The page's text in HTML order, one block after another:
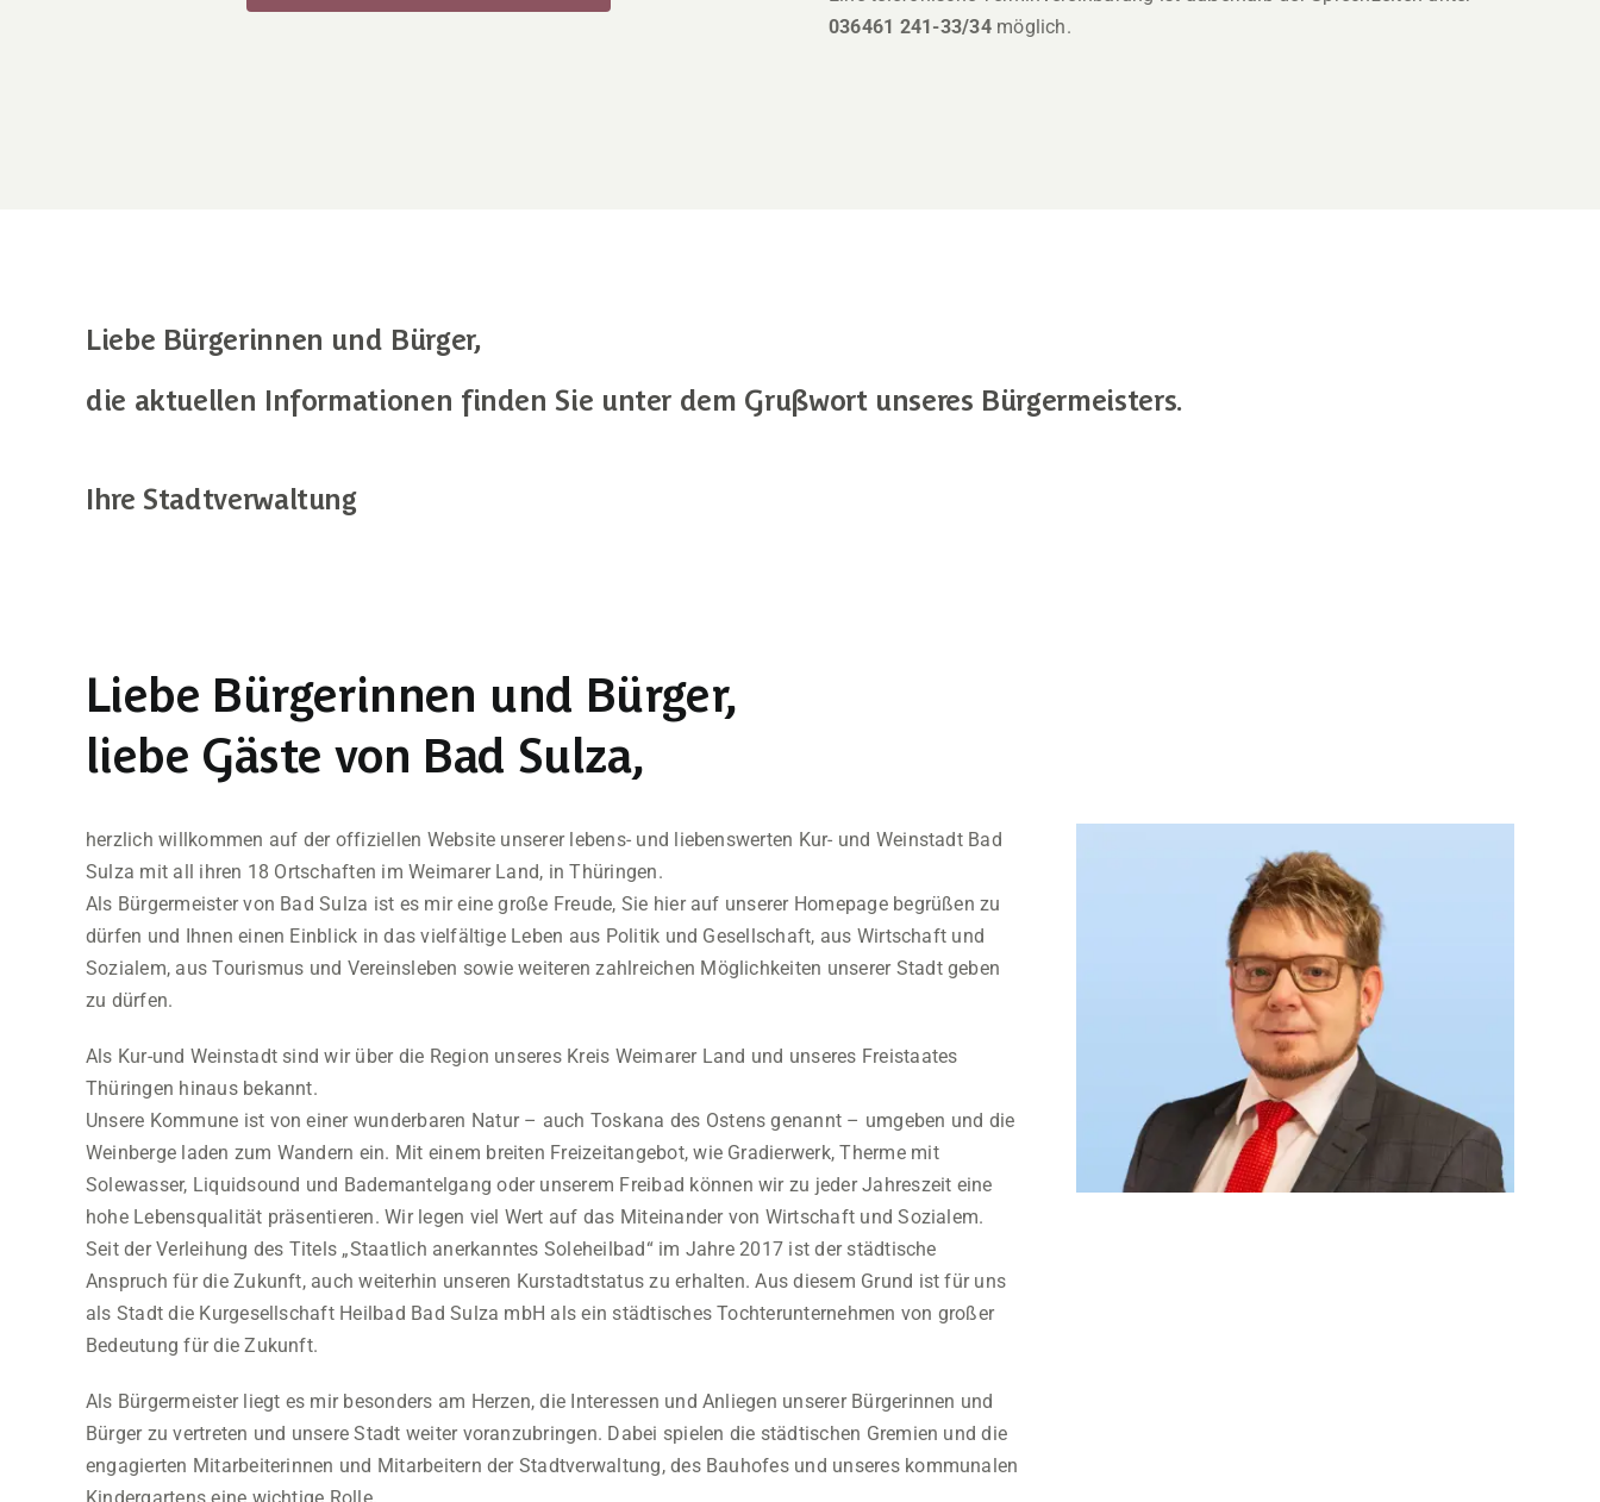
036461 241-33/34möglich.
Liebe Bürgerinnen und Bürger,
die aktuellen Informationen finden Sie unter dem Grußwort unseres Bürgermeisters.
Ihre Stadtverwaltung
Liebe Bürgerinnen und Bürger,
liebe Gäste von Bad Sulza,
herzlich willkommen auf der offiziellen Website unserer lebens- und liebenswerten Kur- und Weinstadt Bad
Sulza mit all ihren 18 Ortschaften im Weimarer Land, in Thüringen.
Als Bürgermeister von Bad Sulza ist es mir eine große Freude, Sie hier auf unserer Homepage begrüßen zu
dürfen und Ihnen einen Einblick in das vielfältige Leben aus Politik und Gesellschaft, aus Wirtschaft und
Sozialem, aus Tourismus und Vereinsleben sowie weiteren zahlreichen Möglichkeiten unserer Stadt geben
zu dürfen.
Als Kur-und Weinstadt sind wir über die Region unseres Kreis Weimarer Land und unseres Freistaates
Thüringen hinaus bekannt.
Unsere Kommune ist von einer wunderbaren Natur – auch Toskana des Ostens genannt – umgeben und die
Weinberge laden zum Wandern ein. Mit einem breiten Freizeitangebot, wie Gradierwerk, Therme mit
Solewasser, Liquidsound und Bademantelgang oder unserem Freibad können wir zu jeder Jahreszeit eine
hohe Lebensqualität präsentieren. Wir legen viel Wert auf das Miteinander von Wirtschaft und Sozialem.
Seit der Verleihung des Titels „Staatlich anerkanntes Soleheilbad“ im Jahre 2017 ist der städtische
Anspruch für die Zukunft, auch weiterhin unseren Kurstadtstatus zu erhalten. Aus diesem Grund ist für uns
als Stadt die Kurgesellschaft Heilbad Bad Sulza mbH als ein städtisches Tochterunternehmen von großer
Bedeutung für die Zukunft.
Als Bürgermeister liegt es mir besonders am Herzen, die Interessen und Anliegen unserer Bürgerinnen und
Bürger zu vertreten und unsere Stadt weiter voranzubringen. Dabei spielen die städtischen Gremien und die
engagierten Mitarbeiterinnen und Mitarbeitern der Stadtverwaltung, des Bauhofes und unseres kommunalen